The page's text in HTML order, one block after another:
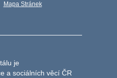
Mapa Stránek
je
a sociálních věcí ČR